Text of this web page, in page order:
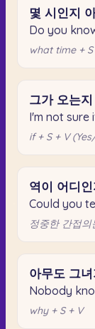
몇 시인지
Do you
what time + S
그가 오는지
I'm not sure
if + S + V
역이 어디인
Could you
정중한 간접의
아무도 그
Nobody
why + S + V